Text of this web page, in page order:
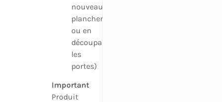
nouveau
plancher
ou en
découpant
les
portes)
Important
Produit